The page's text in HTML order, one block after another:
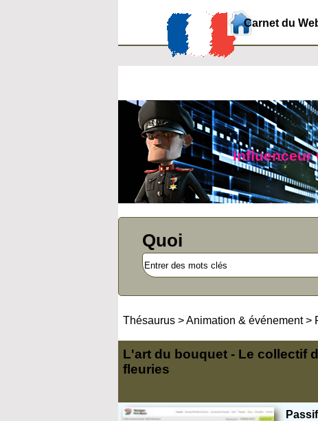
Carnet du
Influenceur
Quoi
Thésaurus >Animation & événement>
L'art du bouquet - Le collectif
fleuries